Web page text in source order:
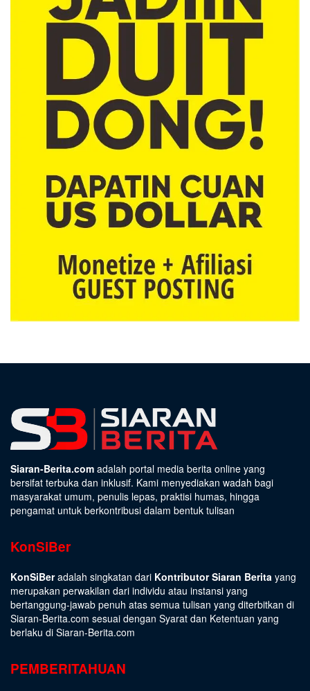
Siaran-Berita.com adalah portal media berita online yang
bersifat terbuka dan inklusif. Kami menyediakan wadah bagi
masyarakat umum, penulis lepas, praktisi humas, hingga
pengamat untuk berkontribusi dalam bentuk tulisan
KonSiBer
KonSiBeradalah singkatan dari Kontributor Siaran Berita yang
merupakan perwakilan dari individu atau instansi yang
bertanggung-jawab penuh atas semua tulisan yang diterbitkan di
Siaran-Berita.com sesuai dengan Syarat dan Ketentuan yang
berlaku di Siaran-Berita.com
PEMBERITAHUAN